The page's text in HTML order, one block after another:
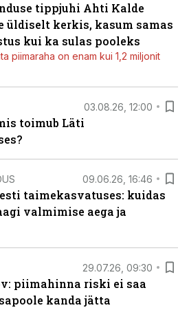
tippjuhi Ahti Kalde
üldiselt kerkis, kasum samas
kui ka sulas pooleks
piimaraha on enam kui 1,2 miljonit
03.08.26, 12:00
toimub Läti
09.06.26, 16:46
taimekasvatuses: kuidas
valmimise aega ja
29.07.26, 09:30
piimahinna riski ei saa
kanda jätta